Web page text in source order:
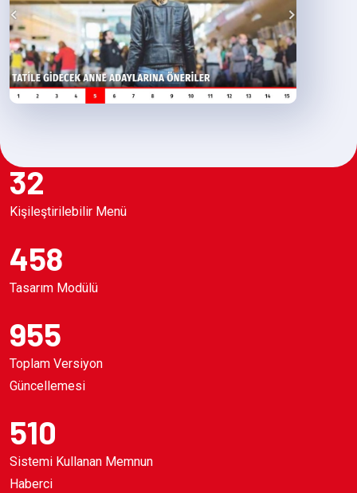
32
Kişileştirilebilir Menü
458
Tasarım Modülü
955
Toplam Versiyon
Güncellemesi
510
Sistemi Kullanan Memnun
Haberci